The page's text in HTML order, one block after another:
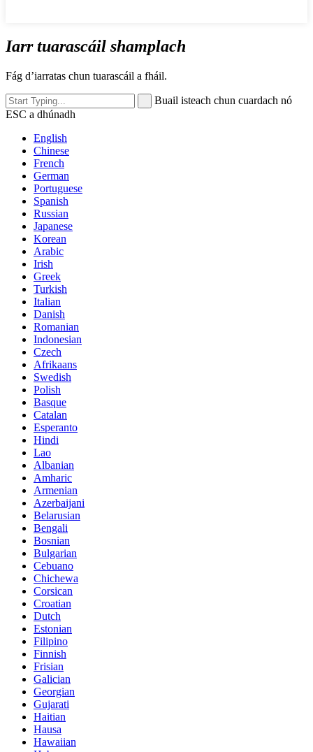
Iarr tuarascáil shamplach
Fág d’iarratas chun tuarascáil a fháil.
Buail isteach chun cuardach nó
ESC a dhúnadh
English
Chinese
French
German
Portuguese
Spanish
Russian
Japanese
Korean
Arabic
Irish
Greek
Turkish
Italian
Danish
Romanian
Indonesian
Czech
Afrikaans
Swedish
Polish
Basque
Catalan
Esperanto
Hindi
Lao
Albanian
Amharic
Armenian
Azerbaijani
Belarusian
Bengali
Bosnian
Bulgarian
Cebuano
Chichewa
Corsican
Croatian
Dutch
Estonian
Filipino
Finnish
Frisian
Galician
Georgian
Gujarati
Haitian
Hausa
Hawaiian